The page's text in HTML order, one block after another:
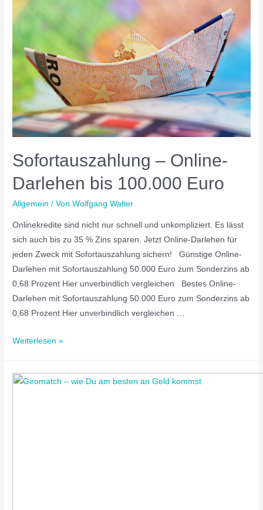
Sofortauszahlung – Online-
Darlehen bis 100.000 Euro
Allgemein / VonWolfgang Walter
Onlinekredite sind nicht nur schnell und unkompliziert. Es lässt
sich auch bis zu 35 % Zins sparen. Jetzt Online-Darlehen für
jeden Zweck mit Sofortauszahlung sichern! Günstige Online-
Darlehen mit Sofortauszahlung 50.000 Euro zum Sonderzins ab
0,68 Prozent Hier unverbindlich vergleichen Bestes Online-
Darlehen mit Sofortauszahlung 50.000 Euro zum Sonderzins ab
0,68 Prozent Hier unverbindlich vergleichen …
Weiterlesen »